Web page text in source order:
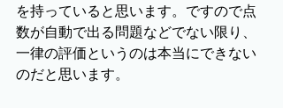
を持っていると思います。ですので点
数が自動で出る問題などでない限り、
一律の評価というのは本当にできない
のだと思います。